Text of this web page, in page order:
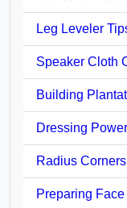
Leg Leveler
Speaker Cloth
Building
Dressing
Radius
Preparing